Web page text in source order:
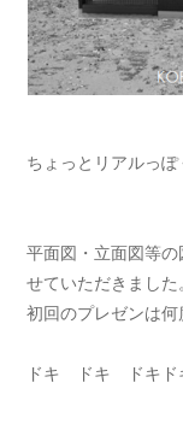
ちょっとリアルっぽ
平面図・立面図等
せていただきました。
初回のプレゼンは何
ドキ ドキ ドキド